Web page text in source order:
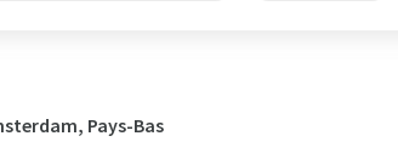
Pays-Bas